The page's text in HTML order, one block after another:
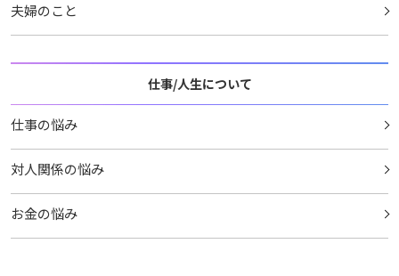
夫婦のこと
仕事/人生について
仕事の悩み
対人関係の悩み
お金の悩み